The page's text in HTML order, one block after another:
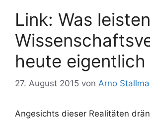
Link: Was leisten
heute eigentlich
27. August 2015 von Arno
Angesichts dieser Realitäten